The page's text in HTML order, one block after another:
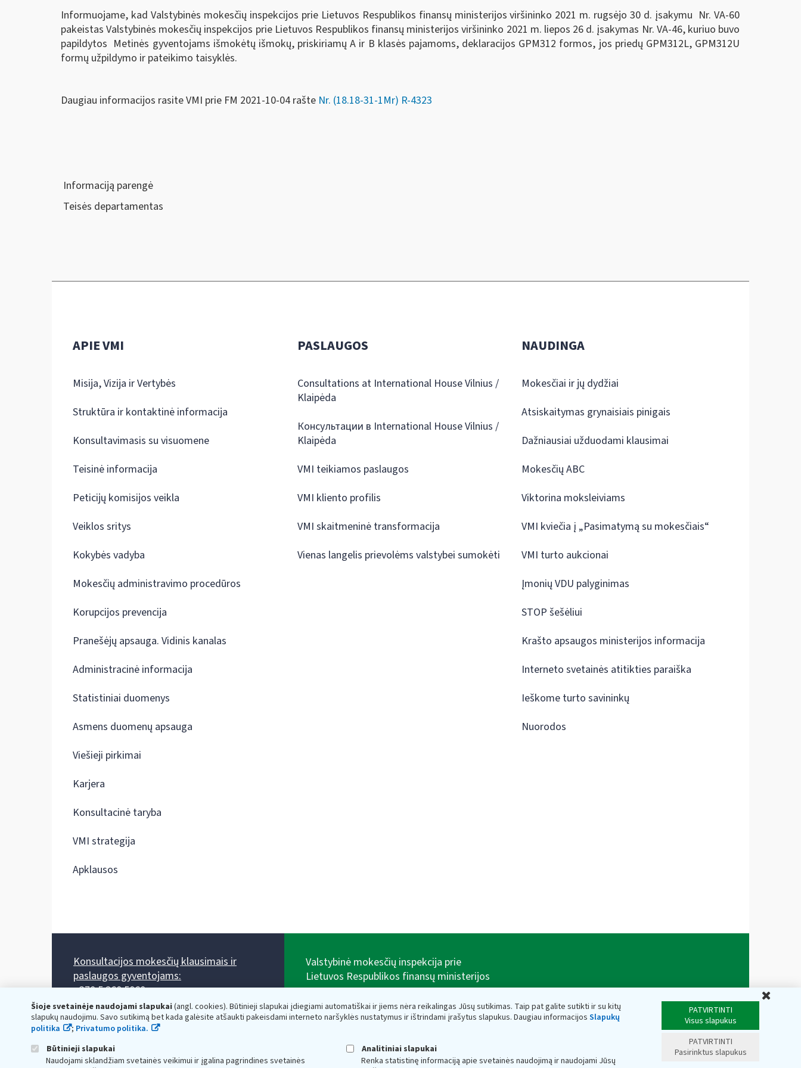
Informuojame, kad Valstybinės mokesčių inspekcijos prie Lietuvos Respublikos finansų ministerijos viršininko 2021 m. rugsėjo 30 d. įsakymu Nr. VA-60
pakeistas Valstybinės mokesčių inspekcijos prie Lietuvos Respublikos finansų ministerijos viršininko 2021 m. liepos 26 d. įsakymas Nr. VA-46, kuriuo buvo
papildytos Metinės gyventojams išmokėtų išmokų, priskiriamų A ir B klasės pajamoms, deklaracijos GPM312 formos, jos priedų GPM312L, GPM312U
formų užpildymo ir pateikimo taisyklės.
Daugiau informacijos rasite VMI prie FM 2021-10-04 rašte Nr. (18.18-31-1Mr) R-4323
Informaciją parengė
Teisės departamentas
Šioje svetainėje naudojami slapukai(angl. cookies). Būtinieji slapukai įdiegiami automatiškai ir jiems nėra reikalingas Jūsų sutikimas. Taip pat galite sutikti ir su kitų
slapukų naudojimu. Savo sutikimą bet kada galėsite atšaukti pakeisdami interneto naršyklės nustatymus ir ištrindami įrašytus slapukus. Daugiau informacijos Slapukų
politika
; Privatumo politika.
Būtinieji slapukai
Naudojami sklandžiam svetainės veikimui ir įgalina pagrindines svetainės
Analitiniai slapukai
Renka statistinę informaciją apie svetainės naudojimą ir naudojami Jūsų
PATVIRTINTI
Visus slapukus
PATVIRTINTI
Pasirinktus slapukus
APIE VMI
Misija, Vizija ir Vertybės
Struktūra ir kontaktinė informacija
Konsultavimasis su visuomene
Teisinė informacija
Peticijų komisijos veikla
Veiklos sritys
Kokybės vadyba
Mokesčių administravimo procedūros
Korupcijos prevencija
Pranešėjų apsauga. Vidinis kanalas
Administracinė informacija
Statistiniai duomenys
Asmens duomenų apsauga
Viešieji pirkimai
Karjera
Konsultacinė taryba
VMI strategija
Apklausos
PASLAUGOS
Consultations at International House Vilnius /
Klaipėda
Консультации в International House Vilnius /
Klaipėda
VMI teikiamos paslaugos
VMI kliento profilis
VMI skaitmeninė transformacija
Vienas langelis prievolėms valstybei sumokėti
NAUDINGA
Mokesčiai ir jų dydžiai
Atsiskaitymas grynaisiais pinigais
Dažniausiai užduodami klausimai
Mokesčių ABC
Viktorina moksleiviams
VMI kviečia į „Pasimatymą su mokesčiais“
VMI turto aukcionai
Įmonių VDU palyginimas
STOP šešėliui
Krašto apsaugos ministerijos informacija
Interneto svetainės atitikties paraiška
Ieškome turto savininkų
Nuorodos
Konsultacijos mokesčių klausimais ir
paslaugos gyventojams:
+370 5 260 5060
Darbo laikas: I-IV 8.00-17.00, V 8.00-15.45.
Prieššventinę dieną - viena valanda trumpiau.
Kiekvieno mėnesio antrą penktadienį 8.00 val. - 12.00 val.
Valstybinė mokesčių inspekcija prie
Lietuvos Respublikos finansų ministerijos
adresas: Vasario 16-osios g. 14, 01107 Vilnius, Lietuva,
el.paštas:vmi@vmi.lt, E. pristatymo dėžutės adresas
Lietuvos Respublikos finansų ministerijos kaupiami ir
saugomi Juridinių asmenų registre